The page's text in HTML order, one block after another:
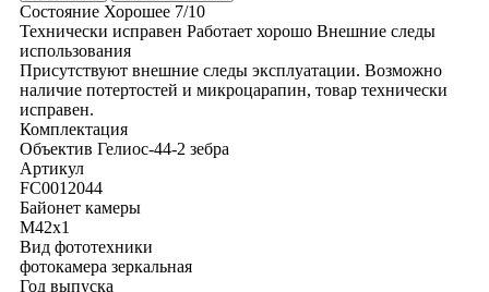
Состояние Хорошее 7/10
Технически исправен Работает хорошо Внешние следы
использования
Присутствуют внешние следы эксплуатации. Возможно
наличие потертостей и микроцарапин, товар технически
исправен.
Комплектация
Объектив Гелиос-44-2 зебра
Артикул
FC0012044
Байонет камеры
M42x1
Вид фототехники
фотокамера зеркальная
Год выпуска